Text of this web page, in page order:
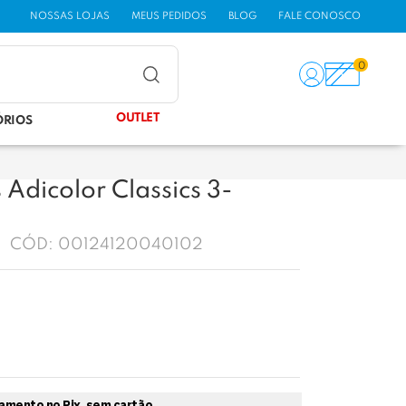
NOSSAS LOJAS MEUS PEDIDOS BLOG FALE CONOSCO
0
OUTLET
Classics 3-
CÓD: 00124120040102